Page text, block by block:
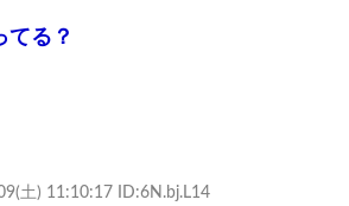
てる？
土) 11:10:17 ID:6N.bj.L14